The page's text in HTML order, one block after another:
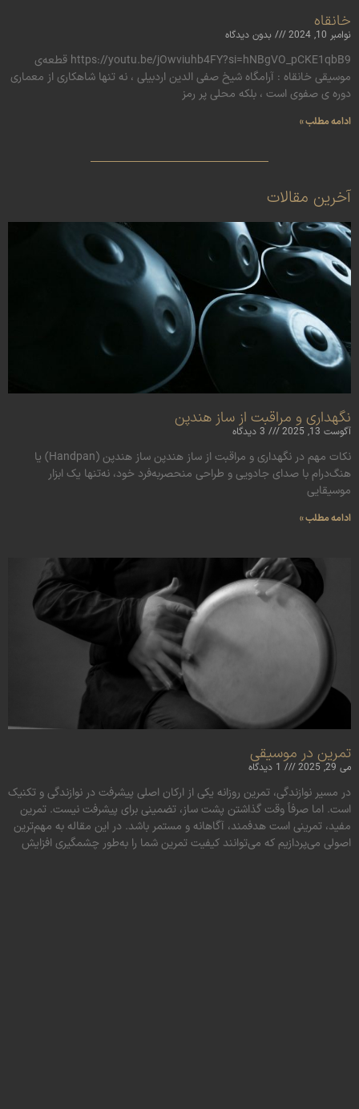
خانقاه
نوامبر 10, 2024 بدون دیدگاه
https://youtu.be/jOwviuhb4FY?si=hNBgVO_pCKE1qbB9 قطعه‌ی
موسیقی خانقاه : آرامگاه شیخ صفی الدین اردبیلی ، نه تنها شاهکاری از معماری
دوره ی صفوی است ، بلکه محلی پر رمز
ادامه مطلب »
آخرین مقالات
نگهداری و مراقبت از ساز هندپن
آگوست 13, 2025
نکات مهم در نگهداری و مراقبت از ساز هندپن ساز هندپن (Handpan) یا
هنگ‌درام با صدای جادویی و طراحی منحصر‌به‌فرد خود، نه‌تنها یک ابزار
موسیقایی
ادامه مطلب »
تمرین در موسیقی
می 29, 2025
در مسیر نوازندگی، تمرین روزانه یکی از ارکان اصلی پیشرفت در نوازندگی و تکنیک
است. اما صرفاً وقت‌ گذاشتن پشت ساز، تضمینی برای پیشرفت نیست. تمرین
مفید، تمرینی است هدفمند، آگاهانه و مستمر باشد. در این مقاله به مهم‌ترین
اصولی می‌پردازیم که می‌توانند کیفیت تمرین شما را به‌طور چشمگیری افزایش